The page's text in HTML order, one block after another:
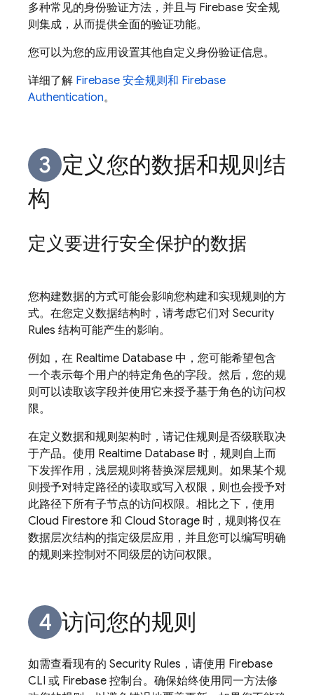
多种常见的身份验证方法，并且与 Firebase 安全规
则集成，从而提供全面的验证功能。
您可以为您的应用设置其他自定义身份验证信息。
详细了解 Firebase 安全规则和 Firebase
Authentication。
定义您的数据和规则结
构
定义要进行安全保护的数据
您构建数据的方式可能会影响您构建和实现规则的方
式。在您定义数据结构时，请考虑它们对 Security
Rules 结构可能产生的影响。
例如，在 Realtime Database 中，您可能希望包含
一个表示每个用户的特定角色的字段。然后，您的规
则可以读取该字段并使用它来授予基于角色的访问权
限。
在定义数据和规则架构时，请记住规则是否级联取决
于产品。使用 Realtime Database 时，规则自上而
下发挥作用，浅层规则将替换深层规则。如果某个规
则授予对特定路径的读取或写入权限，则也会授予对
此路径下所有子节点的访问权限。相比之下，使用
Cloud Firestore 和 Cloud Storage 时，规则将仅在
数据层次结构的指定级层应用，并且您可以编写明确
的规则来控制对不同级层的访问权限。
访问您的规则
如需查看现有的 Security Rules ，请使用 Firebase
CLI 或 Firebase 控制台。确保始终使用同一方法修